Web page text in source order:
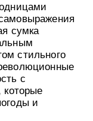
сумка
стильного
с
которые
и